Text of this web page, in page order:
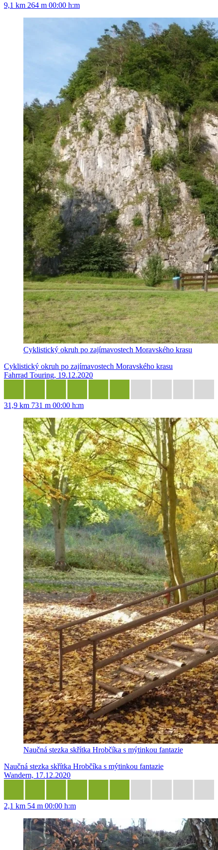
9,1 km 264 m 00:00 h:m
Cyklistický okruh po zajímavostech Moravského krasu
Cyklistický okruh po zajímavostech Moravského krasu
Fahrrad Touring, 19.12.2020
31,9 km 731 m 00:00 h:m
Naučná stezka skřítka Hrobčíka s mýtinkou fantazie
Naučná stezka skřítka Hrobčíka s mýtinkou fantazie
Wandern, 17.12.2020
2,1 km 54 m 00:00 h:m